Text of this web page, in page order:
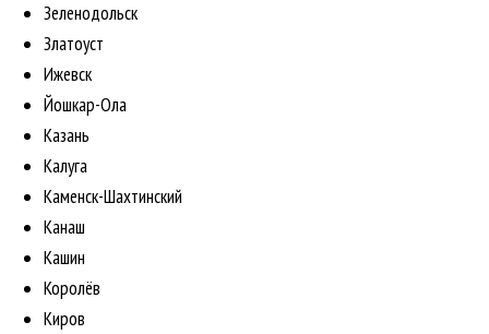
Зеленодольск
Златоуст
Ижевск
Йошкар-Ола
Казань
Калуга
Каменск-Шахтинский
Канаш
Кашин
Королёв
Киров